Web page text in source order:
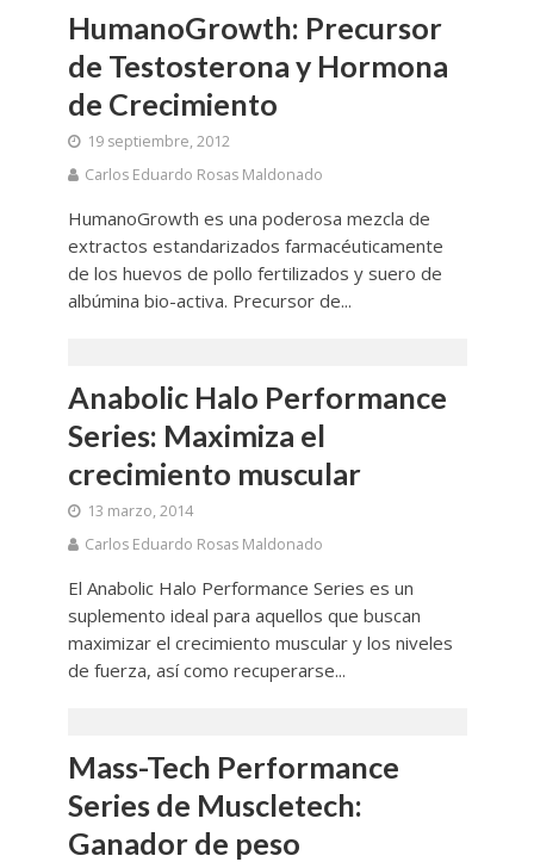
HumanoGrowth: Precursor
de Testosterona y Hormona
de Crecimiento
19 septiembre, 2012
Carlos Eduardo Rosas Maldonado
HumanoGrowth es una poderosa mezcla de
extractos estandarizados farmacéuticamente
de los huevos de pollo fertilizados y suero de
albúmina bio-activa. Precursor de...
Anabolic Halo Performance
Series: Maximiza el
crecimiento muscular
13 marzo, 2014
Carlos Eduardo Rosas Maldonado
El Anabolic Halo Performance Series es un
suplemento ideal para aquellos que buscan
maximizar el crecimiento muscular y los niveles
de fuerza, así como recuperarse...
Mass-Tech Performance
Series de Muscletech:
Ganador de peso